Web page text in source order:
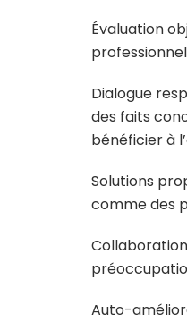
Évaluation
Dialogue
des faits
bénéficier à
Solutions
comme des
Auto-